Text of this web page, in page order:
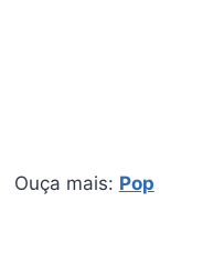
Ouça mais: Pop